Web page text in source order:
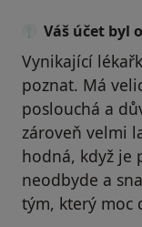
Váš účet byl
Vynikající
poznat. Má
poslouchá a
zároveň velmi
hodná, když je
neodbyde a
tým, který moc